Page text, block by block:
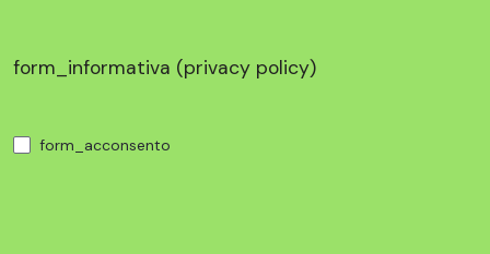
form_informativa (privacy policy)
form_acconsento